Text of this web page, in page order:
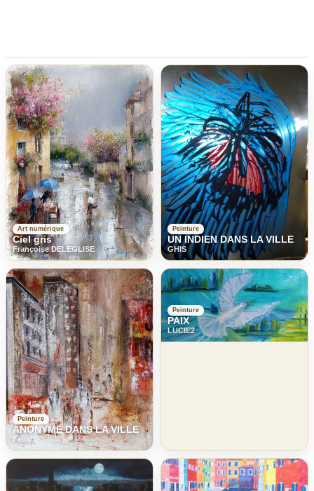
Art numérique
Ciel gris
Françoise DELEGLISE
Peinture
UN INDIEN DANS LA VILLE
GHIS
Peinture
ANONYME DANS LA VILLE
Felix
Peinture
PAIX
LUCIE2